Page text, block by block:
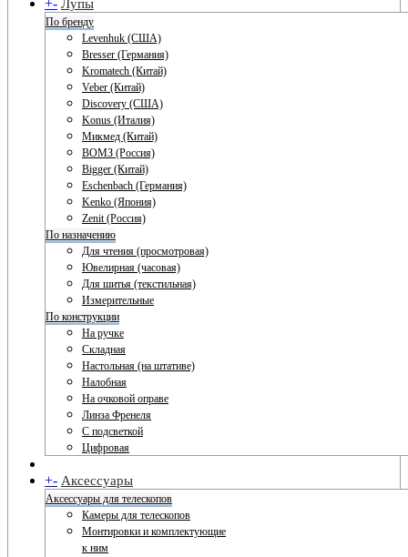
+- Лупы
По бренду
Levenhuk (США)
Bresser (Германия)
Kromatech (Китай)
Veber (Китай)
Discovery (США)
Konus (Италия)
Микмед (Китай)
ВОМЗ (Россия)
Bigger (Китай)
Eschenbach (Германия)
Kenko (Япония)
Zenit (Россия)
По назначению
Для чтения (просмотровая)
Ювелирная (часовая)
Для шитья (текстильная)
Измерительные
По конструкции
На ручке
Складная
Настольная (на штативе)
Налобная
На очковой оправе
Линза Френеля
С подсветкой
Цифровая
+- Аксессуары
Аксессуары для телескопов
Камеры для телескопов
Монтировки и комплектующие
к ним